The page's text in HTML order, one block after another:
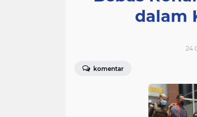
dalam
24
komentar